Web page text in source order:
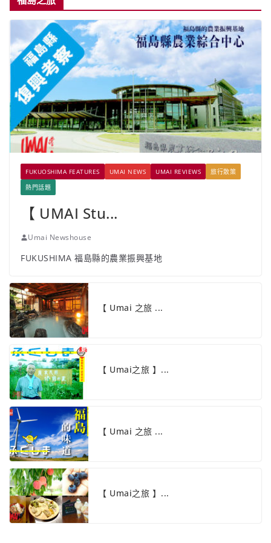
FUKUOSHIMA FEATURES UMAI NEWS UMAI REVIEWS
旅行散策
熱門話題
【 UMAI Stu...
Umai Newshouse
FUKUSHIMA 福島縣的農業振興基地
【 Umai 之旅 ...
【 Umai之旅 】...
【 Umai 之旅 ...
【 Umai之旅 】...